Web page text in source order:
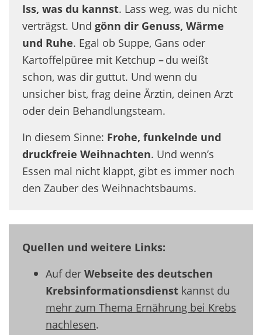
Iss, was du kannst. Lass weg, was du nicht
verträgst. Und gönn dir Genuss, Wärme
und Ruhe. Egal ob Suppe, Gans oder
Kartoffelpüree mit Ketchup – du weißt
schon, was dir guttut. Und wenn du
unsicher bist, frag deine Ärztin, deinen Arzt
oder dein Behandlungsteam.
In diesem Sinne: Frohe, funkelnde und
druckfreie Weihnachten. Und wenn’s
Essen mal nicht klappt, gibt es immer noch
den Zauber des Weihnachtsbaums.
Quellen und weitere Links:
Auf der Webseite des deutschen
Krebsinformationsdienst kannst du
mehr zum Thema Ernährung bei Krebs
nachlesen.